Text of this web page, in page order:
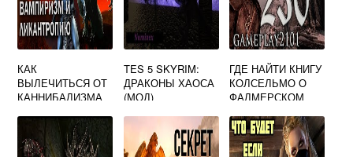
КАК
ВЫЛЕЧИТЬСЯ ОТ
КАННИБАЛИЗМА
TES 5 SKYRIM:
ДРАКОНЫ ХАОСА
(МОД)
ГДЕ НАЙТИ КНИГУ
КОЛСЕЛЬМО О
ФАЛМЕРСКОМ